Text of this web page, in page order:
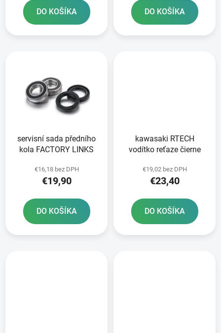
DO KOŠÍKA DO KOŠÍKA
servisní sada předního
kola FACTORY LINKS
€16,18 bez DPH
€19,90
DO KOŠÍKA
kawasaki RTECH
vodítko reťaze čierne
€19,02 bez DPH
€23,40
DO KOŠÍKA